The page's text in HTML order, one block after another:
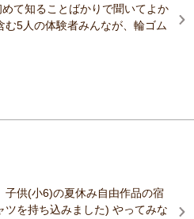
て知ることばかりで聞いてよか
む5人の体験者みんなが、輪ゴム
子供(小6)の夏休み自由作品の宿
を持ち込みました) やってみな